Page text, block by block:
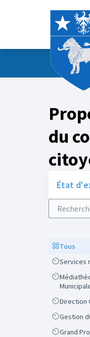
Accueil/
du
État
Rechercher
ScopeTous
ScopeServices
Scope
Médiathèque et Archives
Scope
ScopeGestion
ScopeGrand